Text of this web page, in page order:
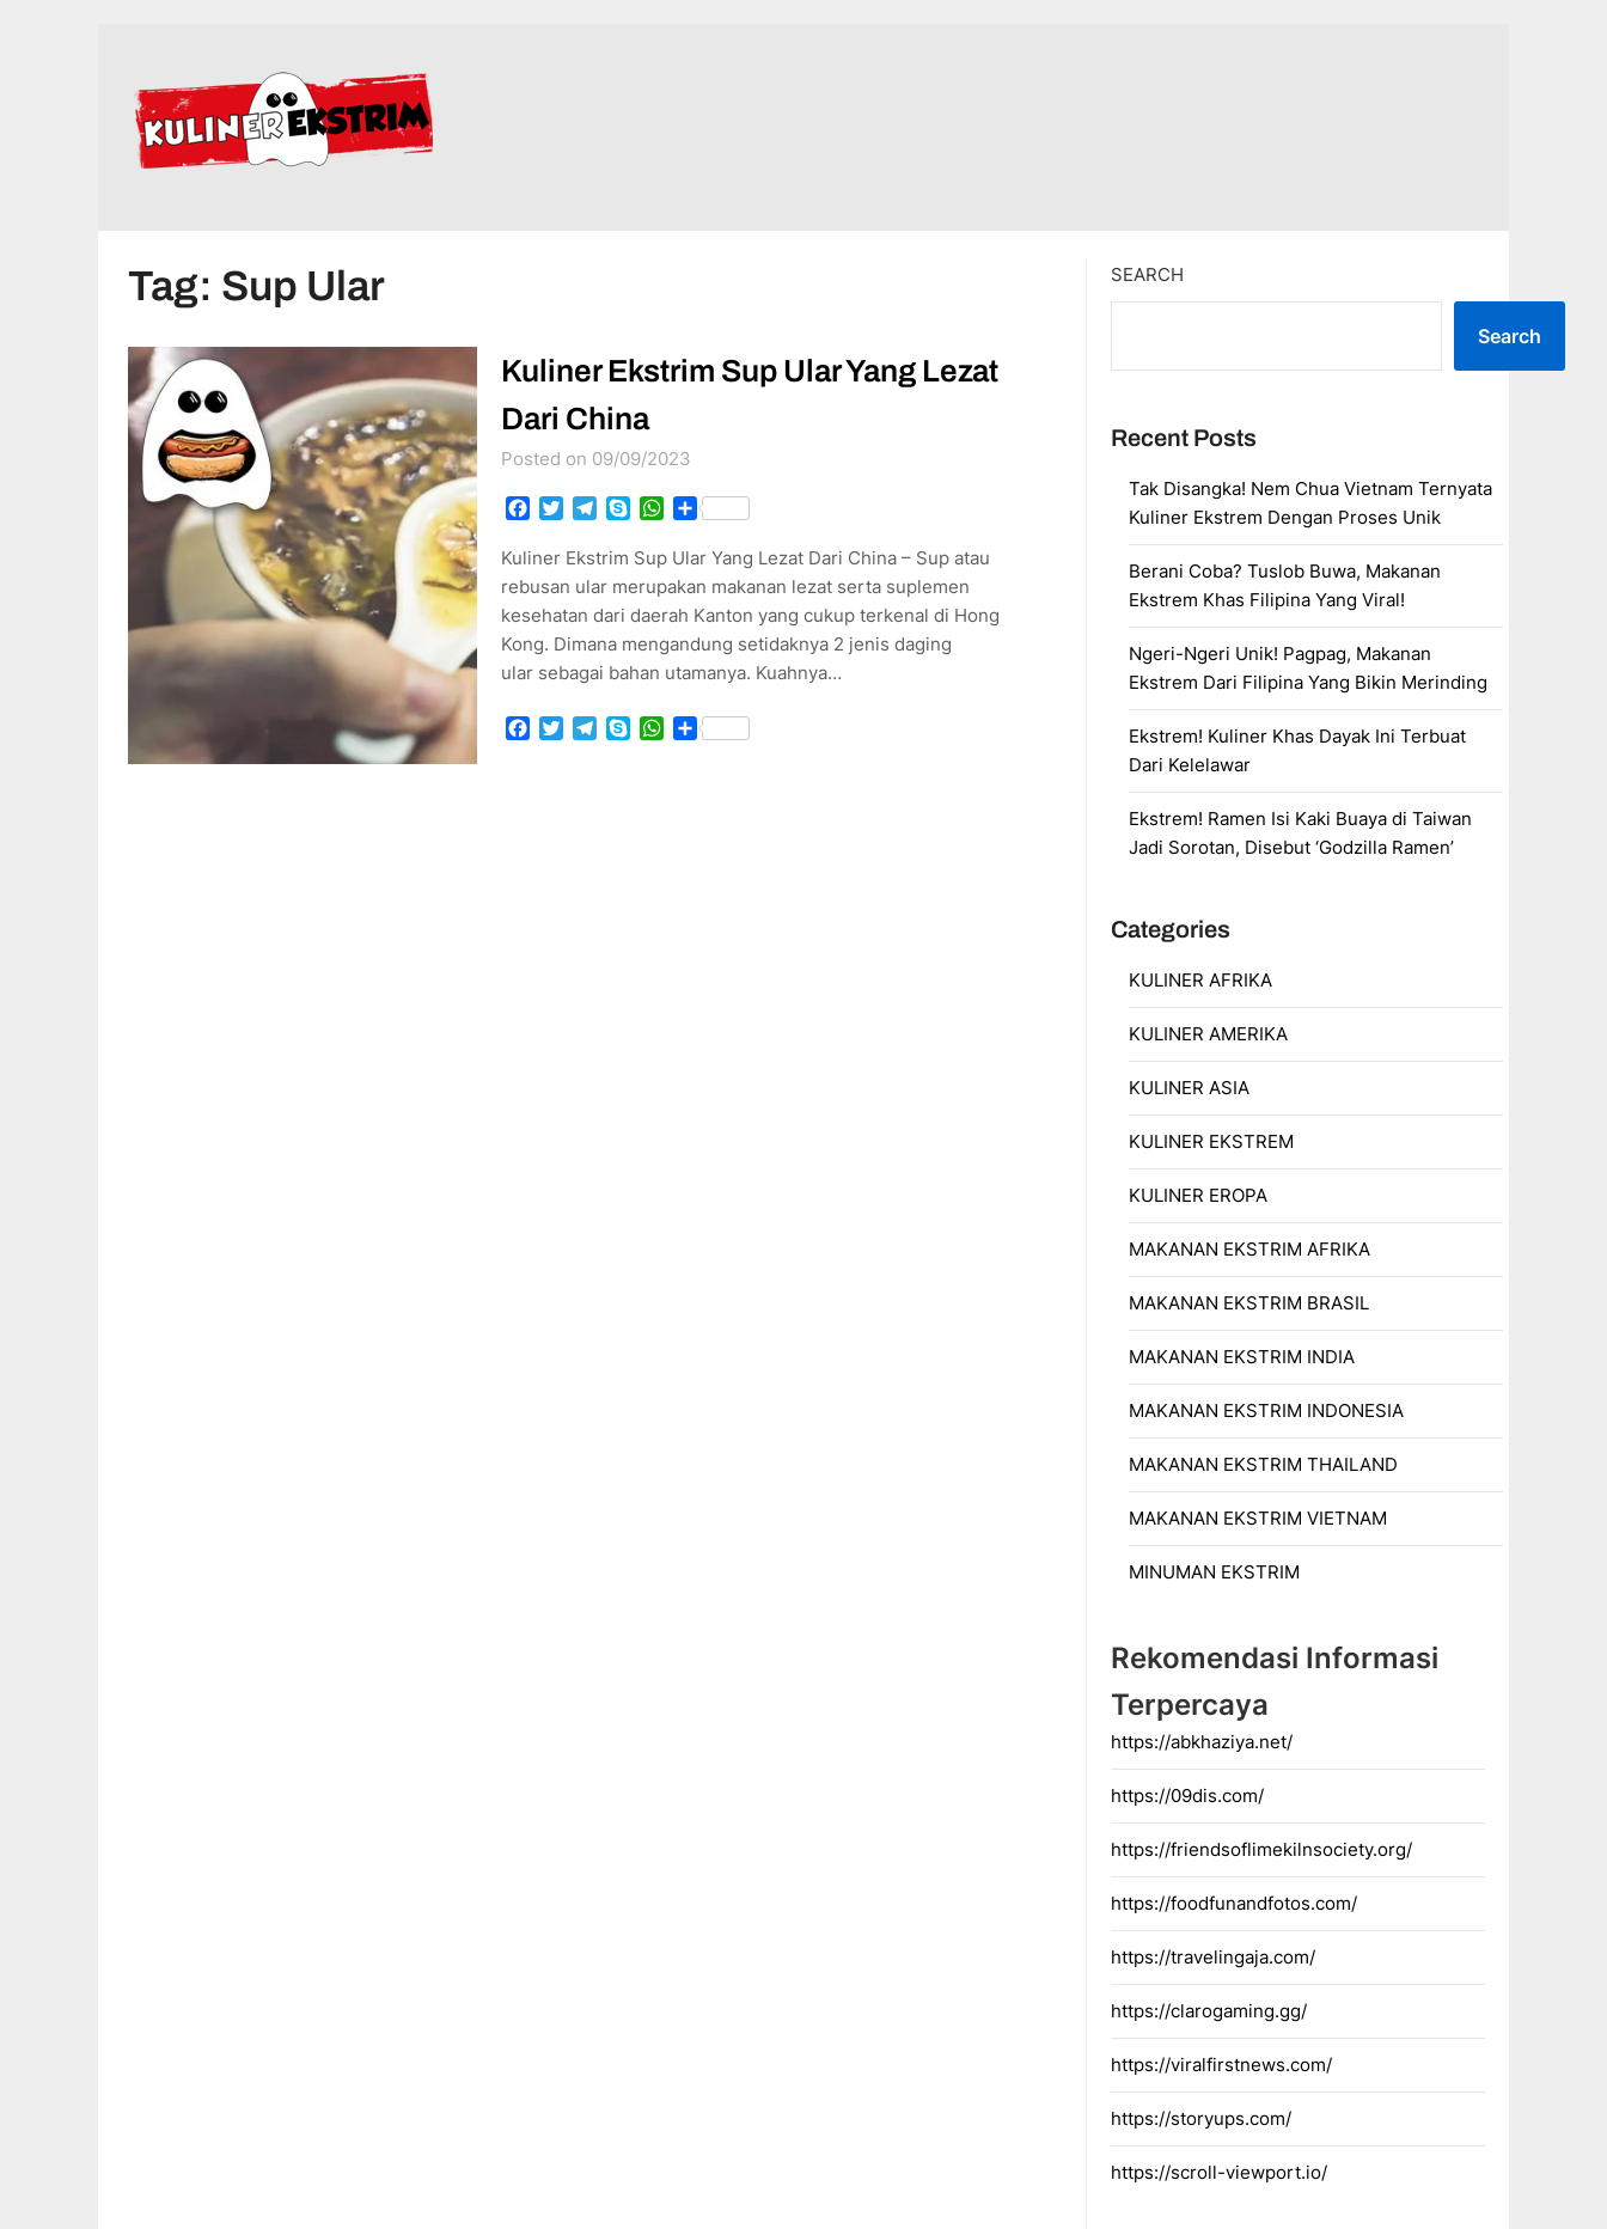
Tag: Sup Ular
Kuliner Ekstrim Sup Ular Yang Lezat
Dari China
Posted on 09/09/2023
Facebook
TwitterTelegram
SkypeWhatsApp
Share
Kuliner Ekstrim Sup Ular Yang Lezat Dari China – Sup atau
rebusan ular merupakan makanan lezat serta suplemen
kesehatan dari daerah Kanton yang cukup terkenal di Hong
Kong. Dimana mengandung setidaknya 2 jenis daging
ular sebagai bahan utamanya. Kuahnya…
Facebook
TwitterTelegram
SkypeWhatsApp
Share
SEARCH
Search
Recent Posts
Tak Disangka! Nem Chua Vietnam Ternyata
Kuliner Ekstrem Dengan Proses Unik
Berani Coba? Tuslob Buwa, Makanan
Ekstrem Khas Filipina Yang Viral!
Ngeri-Ngeri Unik! Pagpag, Makanan
Ekstrem Dari Filipina Yang Bikin Merinding
Ekstrem! Kuliner Khas Dayak Ini Terbuat
Dari Kelelawar
Ekstrem! Ramen Isi Kaki Buaya di Taiwan
Jadi Sorotan, Disebut ‘Godzilla Ramen’
Categories
KULINER AFRIKA
KULINER AMERIKA
KULINER ASIA
KULINER EKSTREM
KULINER EROPA
MAKANAN EKSTRIM AFRIKA
MAKANAN EKSTRIM BRASIL
MAKANAN EKSTRIM INDIA
MAKANAN EKSTRIM INDONESIA
MAKANAN EKSTRIM THAILAND
MAKANAN EKSTRIM VIETNAM
MINUMAN EKSTRIM
Rekomendasi Informasi
Terpercaya
https://abkhaziya.net/
https://09dis.com/
https://friendsoflimekilnsociety.org/
https://foodfunandfotos.com/
https://travelingaja.com/
https://clarogaming.gg/
https://viralfirstnews.com/
https://storyups.com/
https://scroll-viewport.io/